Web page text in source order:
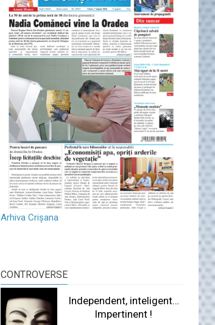
Arhiva Crișana
CONTROVERSE
Independent, inteligent…
Impertinent !